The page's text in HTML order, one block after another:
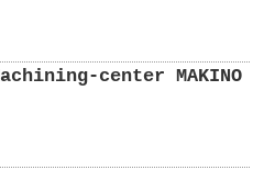
center MAKINO